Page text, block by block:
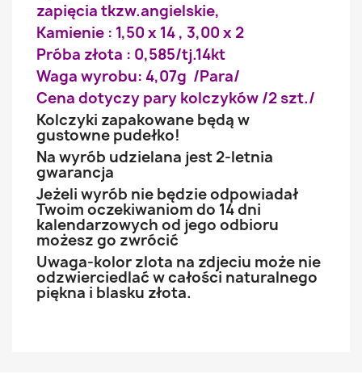
zapięcia tkzw.angielskie,
Kamienie : 1,50 x 14 , 3,00 x 2
Próba złota : 0,585/tj.14kt
Waga wyrobu: 4,07g /Para/
Cena dotyczy pary kolczyków /2 szt./
Kolczyki zapakowane będą w
gustowne pudełko!
Na wyrób udzielana jest 2-letnia
gwarancja
Jeżeli wyrób nie będzie odpowiadał
Twoim oczekiwaniom do 14 dni
kalendarzowych od jego odbioru
możesz go zwrócić
Uwaga-kolor zlota na zdjeciu może nie
odzwierciedlać w całości naturalnego
piękna i blasku złota.